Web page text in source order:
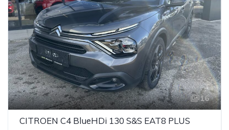
16
CITROEN C4 BlueHDi 130 S&S EAT8 PLUS